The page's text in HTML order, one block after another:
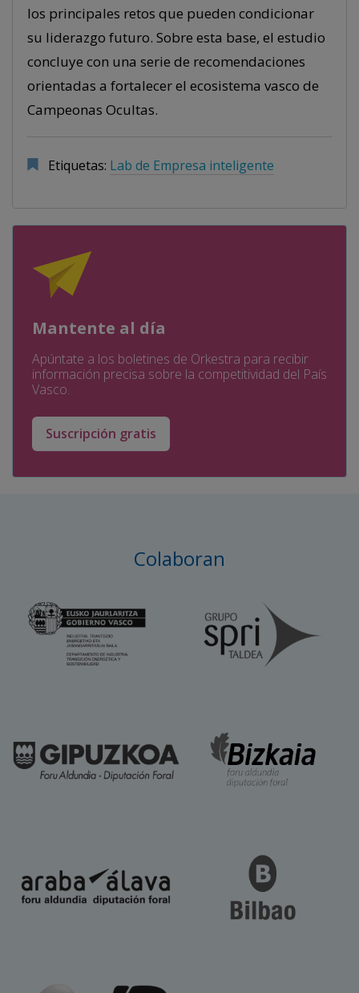
los principales retos que pueden condicionar
su liderazgo futuro. Sobre esta base, el estudio
concluye con una serie de recomendaciones
orientadas a fortalecer el ecosistema vasco de
Campeonas Ocultas.
Etiquetas: Lab de Empresa inteligente
Mantente al día
Apúntate a los boletines de Orkestra para recibir
información precisa sobre la competitividad del País
Vasco.
Suscripción gratis
Colaboran